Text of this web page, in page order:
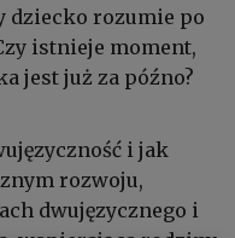
dziecko rozumie po
istnieje moment,
jest już za późno?
i jak
rozwoju,
dwujęzycznego i